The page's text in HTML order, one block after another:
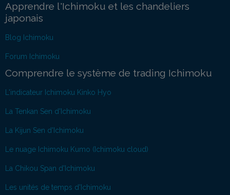
Apprendre l'Ichimoku et les chandeliers
japonais
Blog Ichimoku
Forum Ichimoku
Comprendre le système de trading Ichimoku
L'indicateur Ichimoku Kinko Hyo
La Tenkan Sen d'Ichimoku
La Kijun Sen d'Ichimoku
Le nuage Ichimoku Kumo (Ichimoku cloud)
La Chikou Span d'Ichimoku
Les unités de temps d'Ichimoku